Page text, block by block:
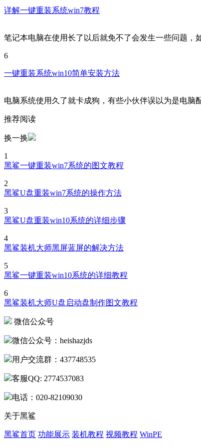
详解一键重装系统win7教程
笔记本电脑在使用长了以后就免不了会发生一些问题，
6
一键重装系统win10简单安装方法
电脑系统使用久了就卡成狗，有些小伙伴误以为是电脑
推荐阅读
换一换
1
黑鲨一键重装win7系统的图文教程
2
黑鲨U盘重装win7系统的操作方法
3
黑鲨U盘重装win10系统的详细步骤
4
黑鲨装机大师黑屏蓝屏的解决方法
5
黑鲨一键重装win10系统的详细教程
6
黑鲨装机大师U盘启动盘制作图文教程
微信公众号
微信公众号：heishazjds
用户交流群：437748535
客服QQ: 2774537083
电话：020-82109030
关于黑鲨
黑鲨首页 功能展示 装机教程 视频教程 WinPE